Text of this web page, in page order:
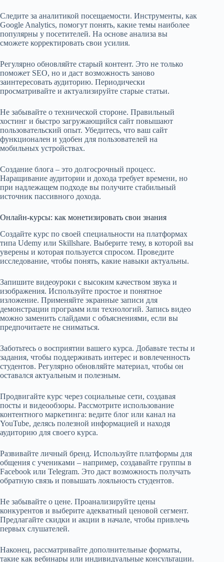
Следите за аналитикой посещаемости. Инструменты, как
Google Analytics, помогут понять, какие темы наиболее
популярны у посетителей. На основе анализа вы
сможете корректировать свои усилия.
Регулярно обновляйте старый контент. Это не только
поможет SEO, но и даст возможность заново
заинтересовать аудиторию. Периодически
просматривайте и актуализируйте старые статьи.
Не забывайте о технической стороне. Правильный
хостинг и быстро загружающийся сайт повышают
пользовательский опыт. Убедитесь, что ваш сайт
функционален и удобен для пользователей на
мобильных устройствах.
Создание блога – это долгосрочный процесс.
Наращивание аудитории и дохода требует времени, но
при надлежащем подходе вы получите стабильный
источник пассивного дохода.
Онлайн-курсы: как монетизировать свои знания
Создайте курс по своей специальности на платформах
типа Udemy или Skillshare. Выберите тему, в которой вы
уверены и которая пользуется спросом. Проведите
исследование, чтобы понять, какие навыки актуальны.
Запишите видеоуроки с высоким качеством звука и
изображения. Используйте простое и понятное
изложение. Применяйте экранные записи для
демонстрации программ или технологий. Запись видео
можно заменить слайдами с объяснениями, если вы
предпочитаете не сниматься.
Заботьтесь о восприятии вашего курса. Добавьте тесты и
задания, чтобы поддерживать интерес и вовлеченность
студентов. Регулярно обновляйте материал, чтобы он
оставался актуальным и полезным.
Продвигайте курс через социальные сети, создавая
посты и видеообзоры. Рассмотрите использование
контентного маркетинга: ведите блог или канал на
YouTube, делясь полезной информацией и находя
аудиторию для своего курса.
Развивайте личный бренд. Используйте платформы для
общения с учениками – например, создавайте группы в
Facebook или Telegram. Это даст возможность получать
обратную связь и повышать лояльность студентов.
Не забывайте о цене. Проанализируйте цены
конкурентов и выберите адекватный ценовой сегмент.
Предлагайте скидки и акции в начале, чтобы привлечь
первых слушателей.
Наконец, рассматривайте дополнительные форматы,
такие как вебинары или индивидуальные консультации.